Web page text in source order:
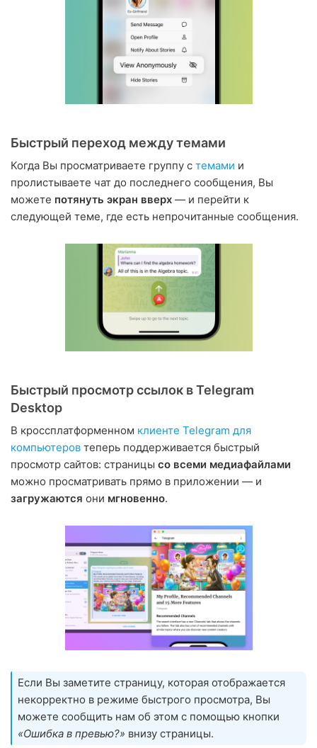
Быстрый переход между темами
Когда Вы просматриваете группу с темами и
пролистываете чат до последнего сообщения, Вы
можете потянуть экран вверх — и перейти к
следующей теме, где есть непрочитанные сообщения.
Быстрый просмотр ссылок в Telegram
Desktop
В кроссплатформенном клиенте Telegram для
компьютеров теперь поддерживается быстрый
просмотр сайтов: страницы со всеми медиафайлами
можно просматривать прямо в приложении — и
загружаются они мгновенно.
Если Вы заметите страницу, которая отображается
некорректно в режиме быстрого просмотра, Вы
можете сообщить нам об этом с помощью кнопки
«Ошибка в превью?» внизу страницы.